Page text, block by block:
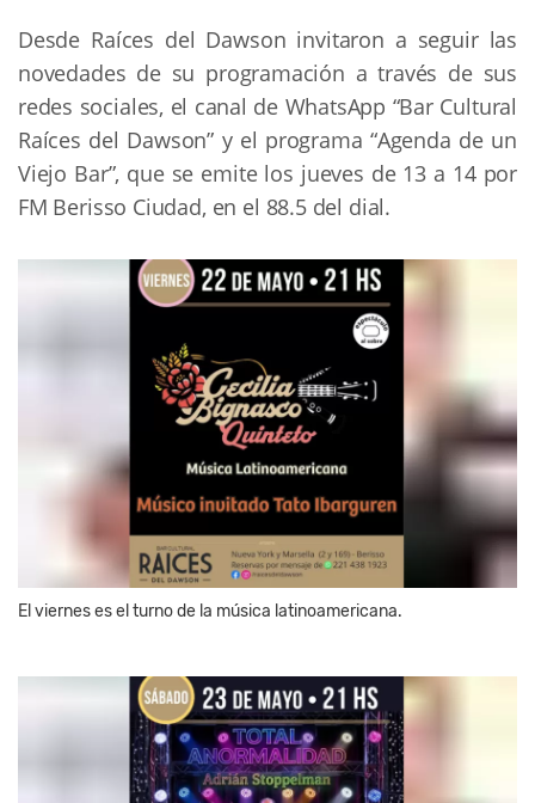
Desde Raíces del Dawson invitaron a seguir las
novedades de su programación a través de sus
redes sociales, el canal de WhatsApp “Bar Cultural
Raíces del Dawson” y el programa “Agenda de un
Viejo Bar”, que se emite los jueves de 13 a 14 por
FM Berisso Ciudad, en el 88.5 del dial.
El viernes es el turno de la música latinoamericana.